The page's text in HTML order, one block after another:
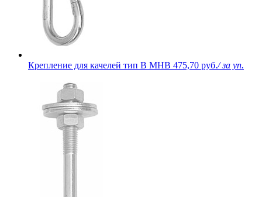
Крепление для качелей тип В МНВ 475,70 руб./ за уп.